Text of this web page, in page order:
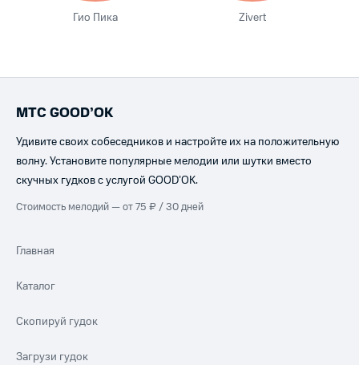
Гио Пика Zivert
МТС GOOD’OK
Удивите своих собеседников и настройте их на положительную
волну. Установите популярные мелодии или шутки вместо
скучных гудков с услугой GOOD’OK.
Стоимость мелодий — от 75 ₽ / 30 дней
Главная
Каталог
Скопируй гудок
Загрузи гудок